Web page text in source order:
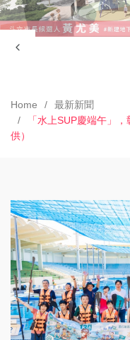
Home
最新新聞
「水上SUP慶端午」
供）